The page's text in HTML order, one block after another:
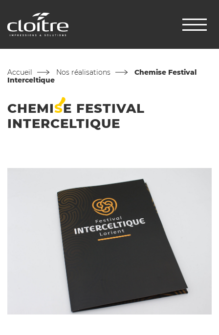
Accueil Nos réalisations
Chemise Festival
Interceltique
CHEMISE FESTIVAL
INTERCELTIQUE